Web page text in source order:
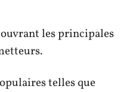
les principales
telles que